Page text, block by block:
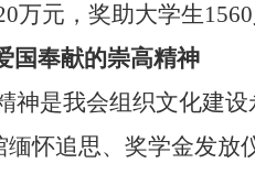
万元，奖助大学生1560
国奉献的崇高精神
是我会组织文化建设
怀追思、奖学金发放